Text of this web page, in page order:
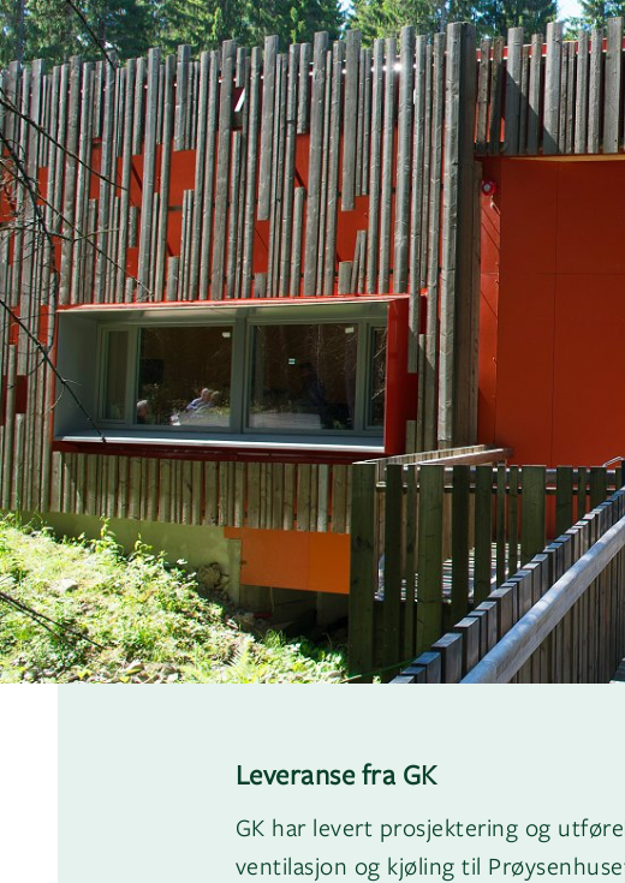
Leveranse fra GK
GK har levert prosjektering og
ventilasjon og kjøling til